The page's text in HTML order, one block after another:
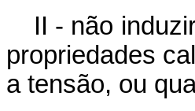
II - não
propriedades
a tensão, ou